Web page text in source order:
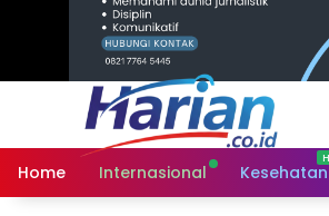
Home Internasional Kesehatan